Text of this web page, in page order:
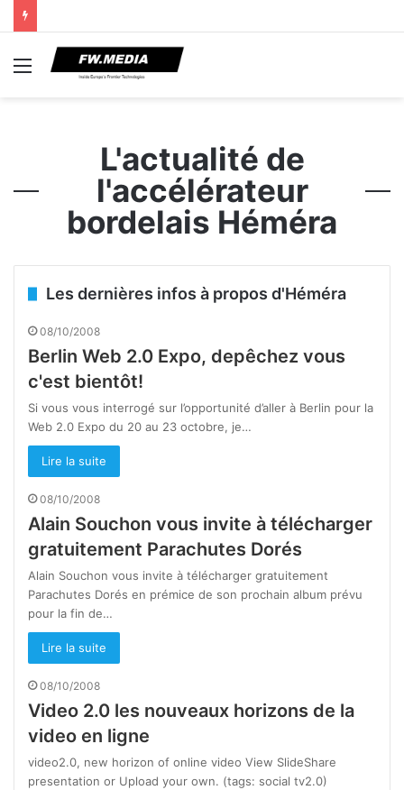
Menu
L'actualité de
l'accélérateur
bordelais Héméra
Les dernières infos à propos d'Héméra
08/10/2008
Berlin Web 2.0 Expo, depêchez vous
c'est bientôt!
Si vous vous interrogé sur l’opportunité d’aller à Berlin pour la
Web 2.0 Expo du 20 au 23 octobre, je…
Lire la suite
08/10/2008
Alain Souchon vous invite à télécharger
gratuitement Parachutes Dorés
Alain Souchon vous invite à télécharger gratuitement
Parachutes Dorés en prémice de son prochain album prévu
pour la fin de…
Lire la suite
08/10/2008
Video 2.0 les nouveaux horizons de la
video en ligne
video2.0, new horizon of online video View SlideShare
presentation or Upload your own. (tags: social tv2.0)